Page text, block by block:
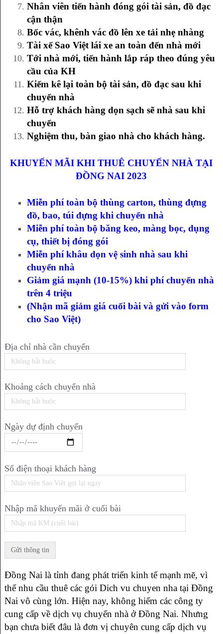
Nhân viên tiến hành đóng gói tài sản, đồ đạc
cận thận
Bốc vác, khênh vác đồ lên xe tải nhẹ nhàng
Tài xế Sao Việt lái xe an toàn đến nhà mới
Tới nhà mới, tiến hành lắp ráp theo đúng yêu
cầu của KH
Kiểm kê lại toàn bộ tài sản, đồ đạc sau khi
chuyển nhà
Hỗ trợ khách hàng dọn sạch sẽ nhà sau khi
chuyển
Nghiệm thu, bàn giao nhà cho khách hàng.
KHUYẾN MÃI KHI THUÊ CHUYỂN NHÀ TẠI
ĐỒNG NAI 2023
Miễn phí toàn bộ thùng carton, thùng đựng
đồ, bao, túi đựng khi chuyển nhà
Miễn phí toàn bộ băng keo, màng bọc, dụng
cụ, thiết bị đóng gói
Miễn phí khâu dọn vệ sinh nhà sau khi
chuyển nhà
Giảm giá mạnh (10-15%) khi phí chuyển nhà
trên 4 triệu
(Nhận mã giảm giá cuối bài và gửi vào form
cho Sao Việt)
Địa chỉ nhà cần chuyển
Khoảng cách chuyển nhà
Ngày dự định chuyển
Số điện thoại khách hàng
Nhập mã khuyến mãi ở cuối bài
Đồng Nai là tỉnh đang phát triển kinh tế mạnh mẽ, vì
thế nhu cầu thuê các gói Dich vu chuyen nha tại Đồng
Nai vô cùng lớn. Hiện nay, không hiếm các công ty
cung cấp về dịch vụ chuyển nhà ở Đồng Nai. Nhưng
bạn chưa biết đâu là đơn vị chuyên cung cấp dịch vụ